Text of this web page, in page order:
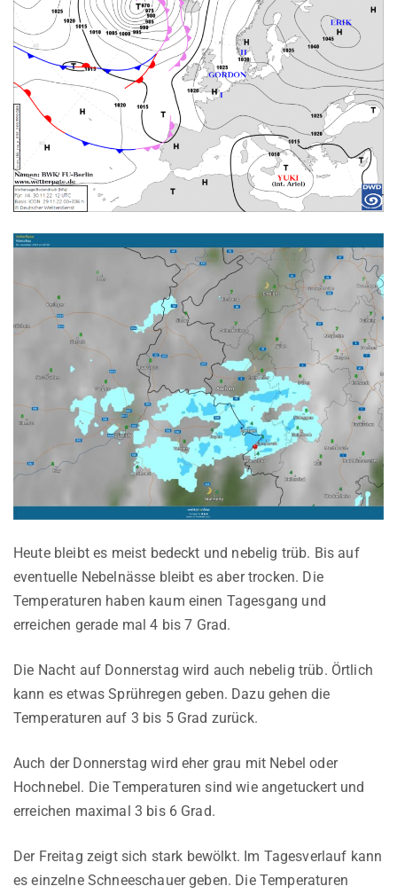
Heute bleibt es meist bedeckt und nebelig trüb. Bis auf
eventuelle Nebelnässe bleibt es aber trocken. Die
Temperaturen haben kaum einen Tagesgang und
erreichen gerade mal 4 bis 7 Grad.
Die Nacht auf Donnerstag wird auch nebelig trüb. Örtlich
kann es etwas Sprühregen geben. Dazu gehen die
Temperaturen auf 3 bis 5 Grad zurück.
Auch der Donnerstag wird eher grau mit Nebel oder
Hochnebel. Die Temperaturen sind wie angetuckert und
erreichen maximal 3 bis 6 Grad.
Der Freitag zeigt sich stark bewölkt. Im Tagesverlauf kann
es einzelne Schneeschauer geben. Die Temperaturen